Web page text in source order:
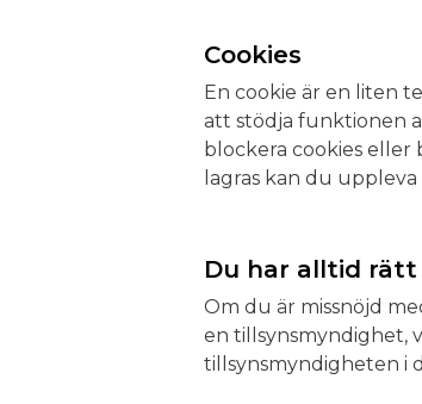
Cookies
En cookie är en liten
att stödja funktionen
blockera cookies eller
lagras kan du
Du har alltid
Om du är missnöjd
en tillsynsmyndighet,
tillsynsmyndigheten i